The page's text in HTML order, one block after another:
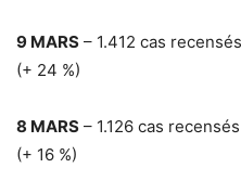
9 MARS – 1.412 cas
(+ 24 %)
8 MARS – 1.126 cas
(+ 16 %)